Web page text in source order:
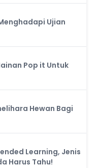
Ujian
Pop it Untuk
Hewan Bagi
Learning, Jenis
Harus Tahu!